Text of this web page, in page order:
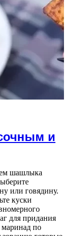
и
шашлыка
или говядину.
куски
для придания
маринад по